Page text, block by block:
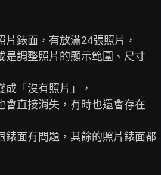
錶面，有放滿24張照片，
是調整照片的顯示範圍、尺寸
「沒有照片」，
會直接消失，有時也還會存在
錶面有問題，其餘的照片錶面都